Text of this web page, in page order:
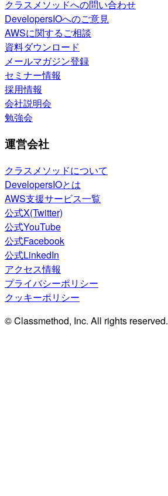
クラスメソッドへの問い合わせ
DevelopersIOへのご意見
AWSに関するご相談
資料ダウンロード
メールマガジン登録
セミナー情報
採用情報
会社説明会
勉強会
運営会社
クラスメソッドについて
DevelopersIOとは
AWS支援サービス一覧
公式X(Twitter)
公式YouTube
公式Facebook
公式LinkedIn
アクセス情報
プライバシーポリシー
クッキーポリシー
© Classmethod, Inc. All rights reserved.